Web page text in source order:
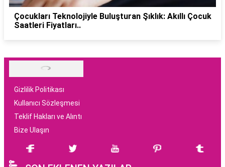
Çocukları Teknolojiyle Buluşturan Şıklık: Akıllı Çocuk
Saatleri Fiyatları..
Gizlilik Politikası
Kullanıcı Sözleşmesi
Teklif Hakları ve Alıntı
Bize Ulaşın